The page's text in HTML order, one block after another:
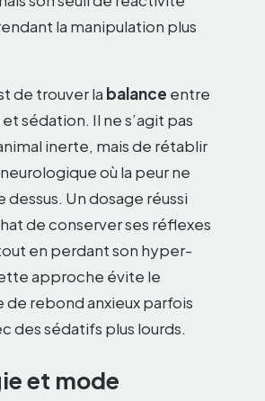
la manipulation plus
de trouver la balance entre
sédation. Il ne s’agit pas
inerte, mais de rétablir
où la peur ne
dessus. Un dosage réussi
de conserver ses réflexes
en perdant son hyper-
approche évite le
rebond anxieux parfois
des sédatifs plus lourds.
et mode